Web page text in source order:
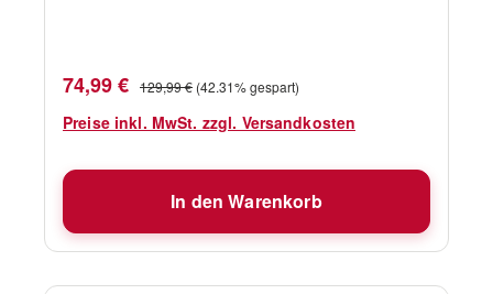
® Shell Technische Daten adidas Kategorie
adidas sailing Technologie Material 70 %
Farben Solar Blue
Verkaufspreis:
74,99 € Regulärer Preis:
129,99 € (42.31% gespart)
Preise inkl. MwSt. zzgl. Versandkosten
In den Warenkorb